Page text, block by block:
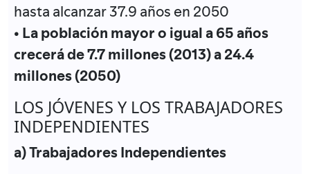
hasta alcanzar 37.9 años en 2050
• La población mayor o igual a 65 años
crecerá de 7.7 millones (2013) a 24.4
millones (2050)
LOS JÓVENES Y LOS TRABAJADORES
INDEPENDIENTES
a) Trabajadores Independientes